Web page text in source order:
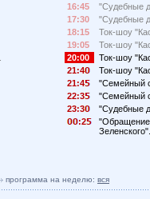
16:45
"Судебные
17:30
"Судебные
18:15
Ток-шоу
19:05
Ток-шоу
20:00
Ток-шоу
21:4
Ток-шоу
21:4
"Семейный
22:3
"Семейный
23:3
"Судебные
:2
"Обращение
Зеленского".
программа на неделю: вся